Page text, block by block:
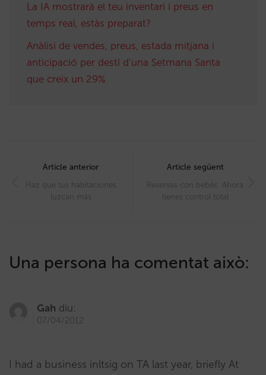
La IA mostrarà el teu inventari i preus en
temps real, estàs preparat?
Anàlisi de vendes, preus, estada mitjana i
anticipació per destí d’una Setmana Santa
que creix un 29%
navigation
Article anterior
Haz que tus habitaciones
luzcan más
Article següent
Reservas con bebés: Ahora
tienes control total
Una persona ha comentat això:
Gah diu:
07/04/2012
I had a business inltsig on TA last year, briefly At